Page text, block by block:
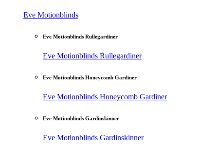
Eve Motionblinds
Eve Motionblinds Rullegardiner
Eve Motionblinds Rullegardiner
Eve Motionblinds Honeycomb Gardiner
Eve Motionblinds Honeycomb Gardiner
Eve Motionblinds Gardinskinner
Eve Motionblinds Gardinskinner